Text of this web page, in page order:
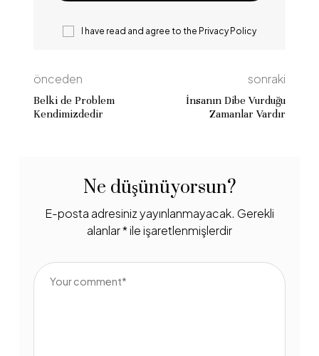
I have read and agree to the Privacy Policy
önceden
Belki de Problem
Kendimizdedir
sonraki
İnsanın Dibe Vurduğu
Zamanlar Vardır
Ne düşünüyorsun?
E-posta adresiniz yayınlanmayacak. Gerekli
alanlar*ile işaretlenmişlerdir